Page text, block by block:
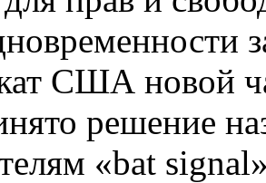
США новой
решение
«bat